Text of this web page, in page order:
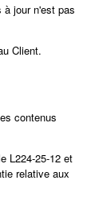
à jour n'est pas
Client.
contenus
L224-25-12 et
relative aux